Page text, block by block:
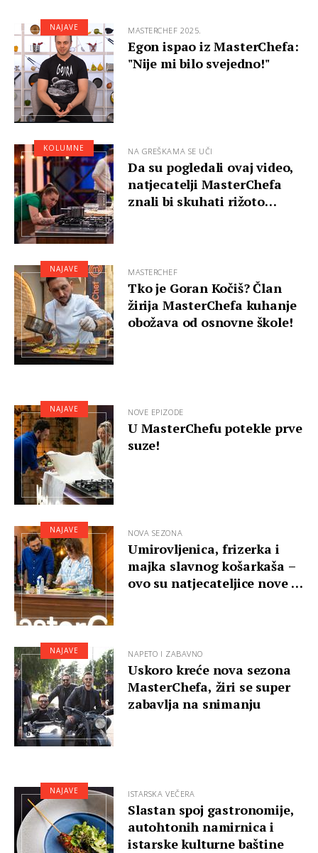
MASTERCHEF 2025.
Egon ispao iz MasterChefa:
"Nije mi bilo svejedno!"
NAJAVE
NA GREŠKAMA SE UČI
Da su pogledali ovaj video,
natjecatelji MasterChefa
znali bi skuhati rižoto…
KOLUMNE
MASTERCHEF
Tko je Goran Kočiš? Član
žirija MasterChefa kuhanje
obožava od osnovne škole!
NAJAVE
NOVE EPIZODE
U MasterChefu potekle prve
suze!
NAJAVE
NOVA SEZONA
Umirovljenica, frizerka i
majka slavnog košarkaša –
ovo su natjecateljice nove …
NAJAVE
NAPETO I ZABAVNO
Uskoro kreće nova sezona
MasterChefa, žiri se super
zabavlja na snimanju
NAJAVE
ISTARSKA VEČERA
Slastan spoj gastronomije,
autohtonih namirnica i
istarske kulturne baštine
NAJAVE